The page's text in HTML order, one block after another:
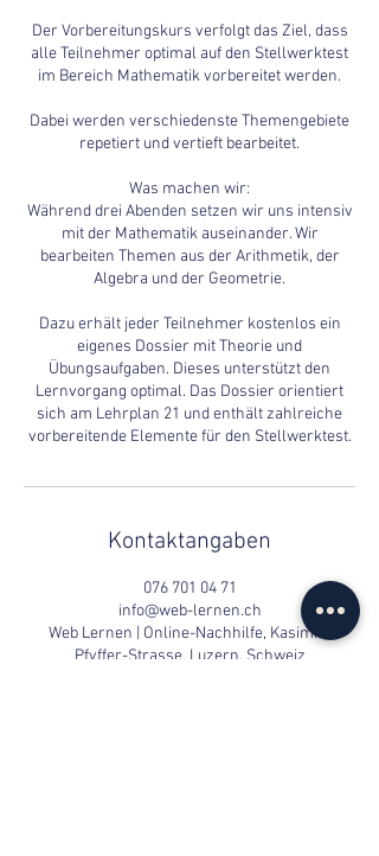
Der Vorbereitungskurs verfolgt das Ziel, dass
alle Teilnehmer optimal auf den Stellwerktest
im Bereich Mathematik vorbereitet werden.
Dabei werden verschiedenste Themengebiete
repetiert und vertieft bearbeitet.
Was machen wir:
Während drei Abenden setzen wir uns intensiv
mit der Mathematik auseinander. Wir
bearbeiten Themen aus der Arithmetik, der
Algebra und der Geometrie.
Dazu erhält jeder Teilnehmer kostenlos ein
eigenes Dossier mit Theorie und
Übungsaufgaben. Dieses unterstützt den
Lernvorgang optimal. Das Dossier orientiert
sich am Lehrplan 21 und enthält zahlreiche
vorbereitende Elemente für den Stellwerktest.
Kontaktangaben
076 701 04 71
info@web-lernen.ch
Web Lernen | Online-Nachhilfe, Kasimir-
Pfyffer-Strasse, Luzern, Schweiz